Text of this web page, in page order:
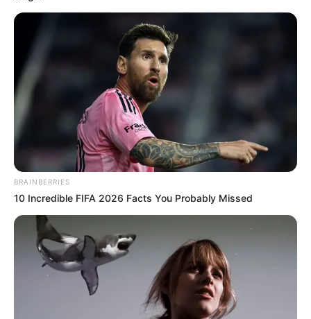
(foto: youtube/5-minute crafts girly)
9. Agar sapu tidak kotor dan berdebu, gunakan
kertas perekat agar debu serta kotoran terjebak
BRAINBERRIES
10 Incredible FIFA 2026 Facts You Probably Missed